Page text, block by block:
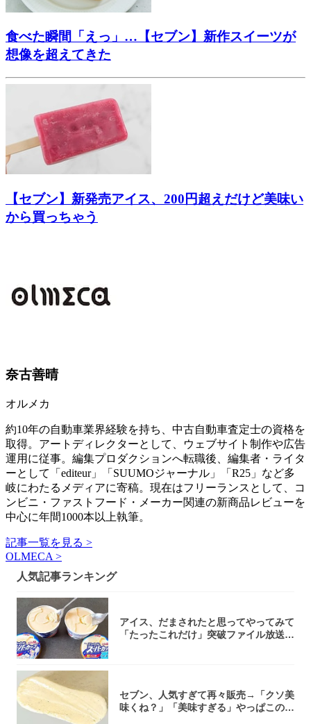
食べた瞬間「えっ」…【セブン】新作スイーツが
想像を超えてきた
【セブン】新発売アイス、200円超えだけど美味い
から買っちゃう
奈古善晴
オルメカ
約10年の自動車業界経験を持ち、中古自動車査定士の資格を
取得。アートディレクターとして、ウェブサイト制作や広告
運用に従事。編集プロダクションへ転職後、編集者・ライタ
ーとして「editeur」「SUUMOジャーナル」「R25」など多
岐にわたるメディアに寄稿。現在はフリーランスとして、コ
ンビニ・ファストフード・メーカー関連の新商品レビューを
中心に年間1000本以上執筆。
記事一覧を見る >
OLMECA >
人気記事ランキング
アイス、だまされたと思ってやってみて
「たったこれだけ」突破ファイル放送で
セブン、人気すぎて再々販売→「クソ美
味くね？」「美味すぎる」やっぱこのク